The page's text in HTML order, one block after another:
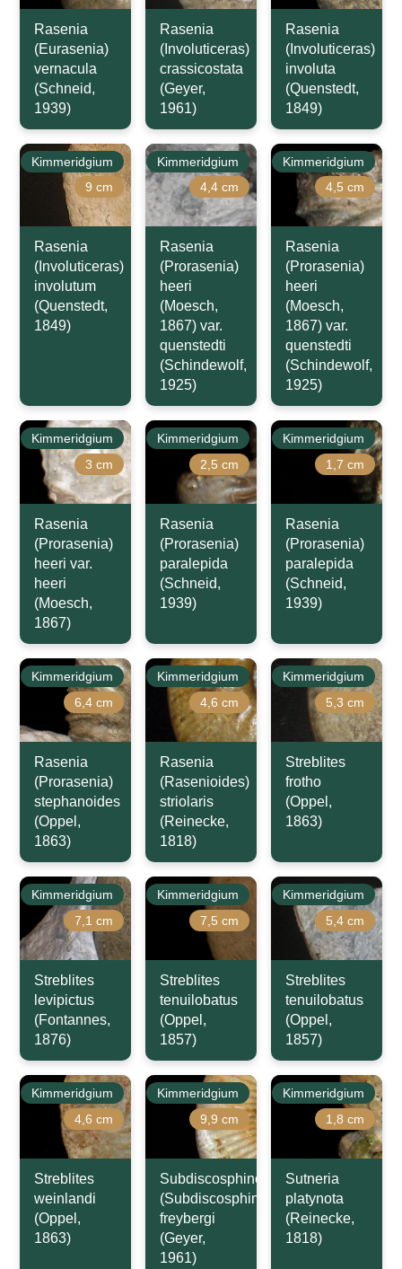
Rasenia
(Eurasenia)
vernacula
(Schneid,
1939)
Rasenia
(Involuticeras)
crassicostata
(Geyer,
1961)
Rasenia
(Involuticeras)
involuta
(Quenstedt,
1849)
Kimmeridgium
9 cm
Rasenia
(Involuticeras)
involutum
(Quenstedt,
1849)
Kimmeridgium
4,4 cm
Rasenia
(Prorasenia)
heeri
(Moesch,
1867) var.
quenstedti
(Schindewolf,
1925)
Kimmeridgium
4,5 cm
Rasenia
(Prorasenia)
heeri
(Moesch,
1867) var.
quenstedti
(Schindewolf,
1925)
Kimmeridgium
3 cm
Rasenia
(Prorasenia)
heeri var.
heeri
(Moesch,
1867)
Kimmeridgium
2,5 cm
Rasenia
(Prorasenia)
paralepida
(Schneid,
1939)
Kimmeridgium
1,7 cm
Rasenia
(Prorasenia)
paralepida
(Schneid,
1939)
Kimmeridgium
6,4 cm
Rasenia
(Prorasenia)
stephanoides
(Oppel,
1863)
Kimmeridgium
4,6 cm
Rasenia
(Rasenioides)
striolaris
(Reinecke,
1818)
Kimmeridgium
5,3 cm
Streblites
frotho
(Oppel,
1863)
Kimmeridgium
7,1 cm
Streblites
levipictus
(Fontannes,
1876)
Kimmeridgium
7,5 cm
Streblites
tenuilobatus
(Oppel,
1857)
Kimmeridgium
5,4 cm
Streblites
tenuilobatus
(Oppel,
1857)
Kimmeridgium
4,6 cm
Streblites
weinlandi
(Oppel,
1863)
Kimmeridgium
9,9 cm
Subdiscosphinctes
(Subdiscosphinctes)
freybergi
(Geyer,
1961)
Kimmeridgium
1,8 cm
Sutneria
platynota
(Reinecke,
1818)